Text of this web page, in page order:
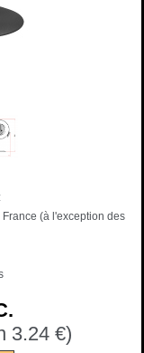
(à l'exception des
3.24 €)